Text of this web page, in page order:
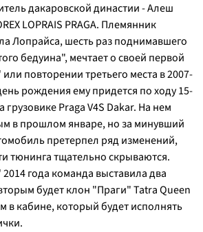
дакаровской династии - Алеш
LOPRAIS PRAGA. Племянник
Лопрайса, шесть раз поднимавшего
бедуина", мечтает о своей первой
повторении третьего места в 2007-
рождения ему придется по ходу 15-
грузовике Praga V4S Dakar. На нем
в прошлом январе, но за минувший
претерпел ряд изменений,
тюнинга тщательно скрываются.
года команда выставила два
будет клон "Праги" Tatra Queen
в кабине, который будет исполнять